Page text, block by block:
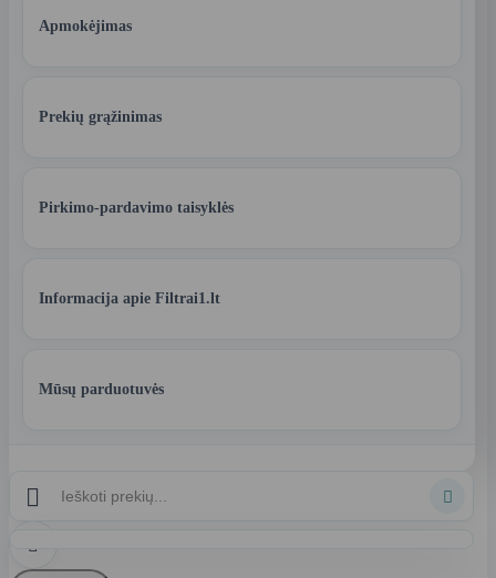
Apmokėjimas
Prekių grąžinimas
Pirkimo-pardavimo taisyklės
Informacija apie Filtrai1.lt
Mūsų parduotuvės
 
